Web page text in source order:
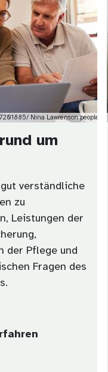
Nina Lawrenson
um
verständliche
zu
Leistungen der
der Pflege und
Fragen des